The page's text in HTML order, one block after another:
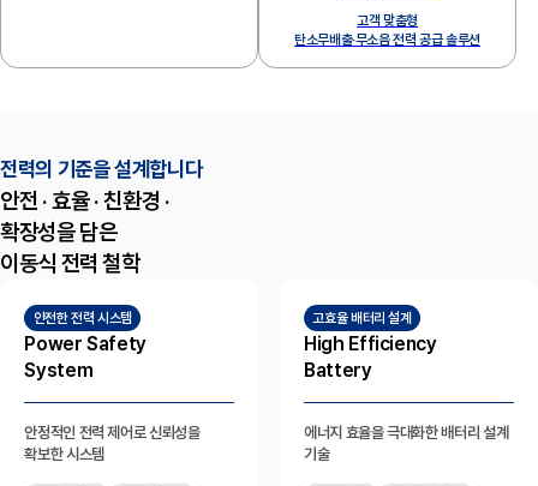
고객 맞춤형
탄소무배출·무소음 전력 공급 솔루션
전력의 기준을 설계합니다
안전 · 효율 · 친환경 ·
확장성을 담은
이동식 전력 철학
안전한 전력 시스템
Power Safety
System
안정적인 전력 제어로 신뢰성을
확보한 시스템
고효율 배터리 설계
High Efficiency
Battery
에너지 효율을 극대화한 배터리 설계
기술